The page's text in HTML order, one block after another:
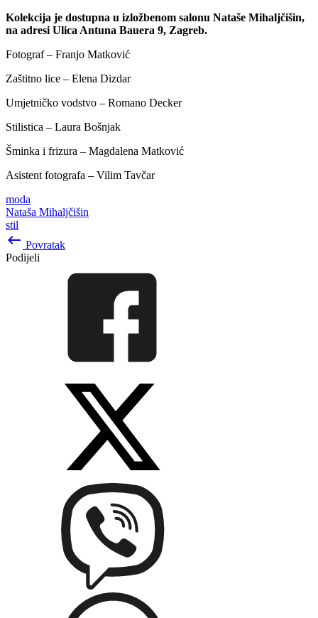
Kolekcija je dostupna u izložbenom salonu Nataše Mihaljčišin,
na adresi Ulica Antuna Bauera 9, Zagreb.
Fotograf – Franjo Matković
Zaštitno lice – Elena Dizdar
Umjetničko vodstvo – Romano Decker
Stilistica – Laura Bošnjak
Šminka i frizura – Magdalena Matković
Asistent fotografa – Vilim Tavčar
moda
Nataša Mihaljčišin
stil
keyboard_backspace Povratak
Podijeli